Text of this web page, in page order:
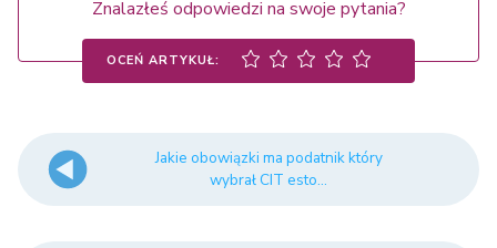
Znalazłeś odpowiedzi na swoje pytania?
OCEŃ ARTYKUŁ:
Jakie obowiązki ma podatnik który
wybrał CIT esto...